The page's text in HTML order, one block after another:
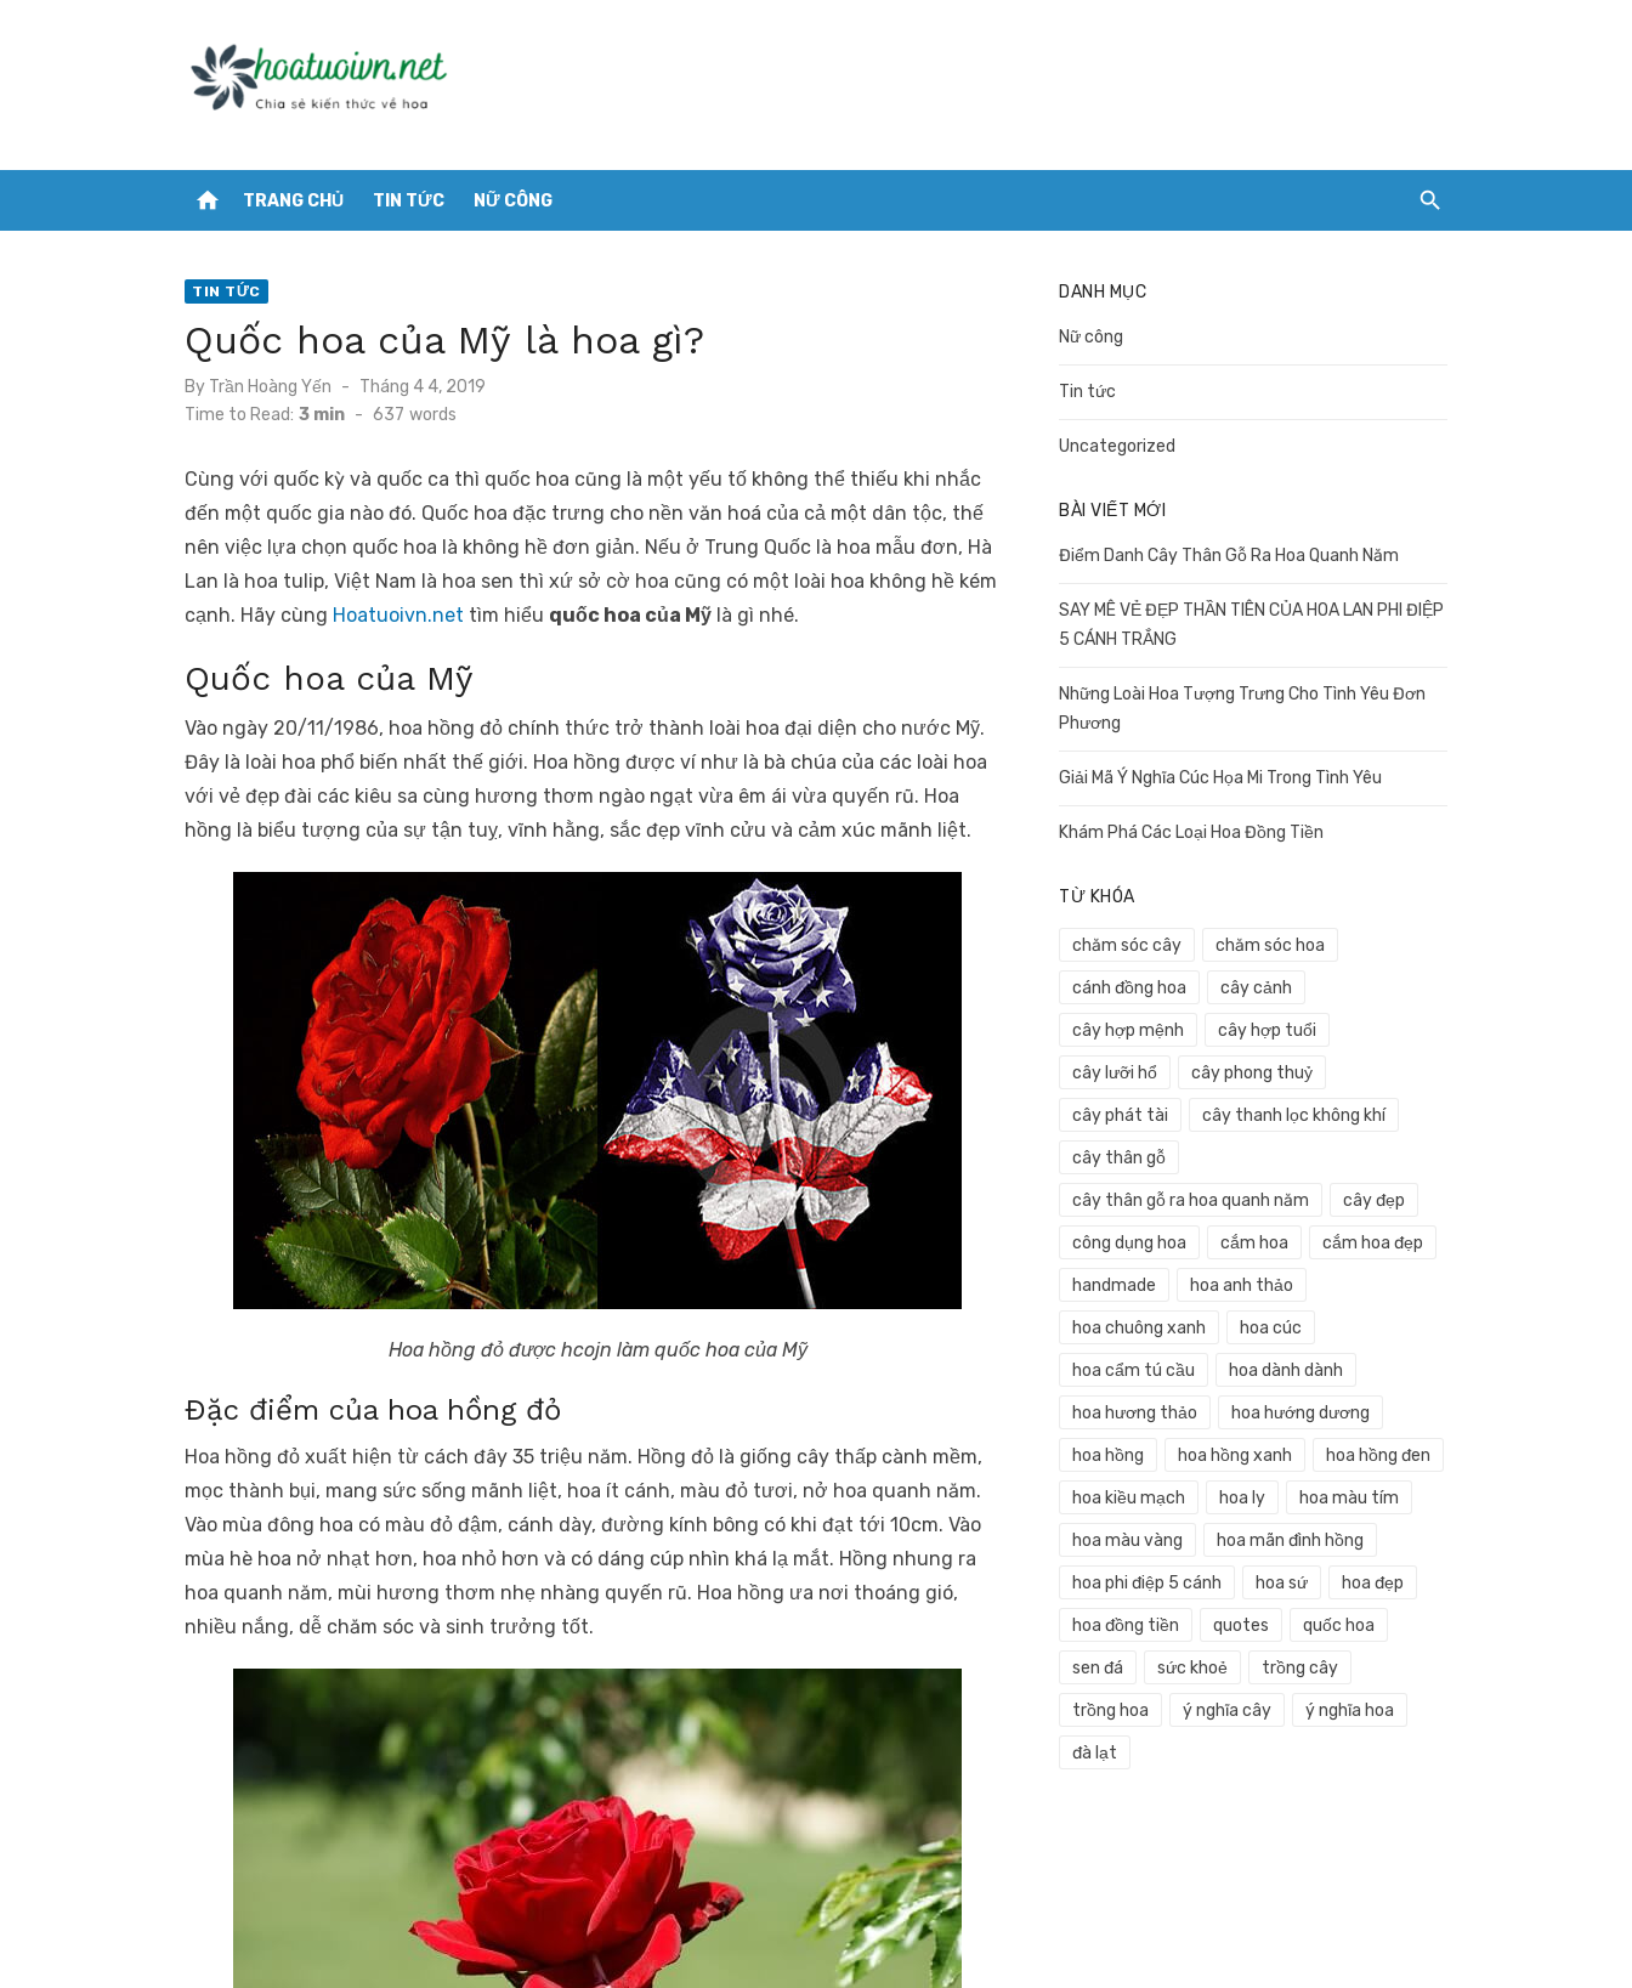
home TRANG CHỦ TIN TỨC NỮ CÔNG
TIN TỨC
Quốc hoa của Mỹ là hoa gì?
By Trần Hoàng Yến
Posted
on
Tháng 4 4, 2019
Time to Read: 3 min - 637 words
Cùng với quốc kỳ và quốc ca thì quốc hoa cũng là một yếu tố không thể thiếu khi nhắc
đến một quốc gia nào đó. Quốc hoa đặc trưng cho nền văn hoá của cả một dân tộc, thế
nên việc lựa chọn quốc hoa là không hề đơn giản. Nếu ở Trung Quốc là hoa mẫu đơn, Hà
Lan là hoa tulip, Việt Nam là hoa sen thì xứ sở cờ hoa cũng có một loài hoa không hề kém
cạnh. Hãy cùng Hoatuoivn.net tìm hiểu quốc hoa của Mỹ là gì nhé.
Quốc hoa của Mỹ
Vào ngày 20/11/1986, hoa hồng đỏ chính thức trở thành loài hoa đại diện cho nước Mỹ.
Đây là loài hoa phổ biến nhất thế giới. Hoa hồng được ví như là bà chúa của các loài hoa
với vẻ đẹp đài các kiêu sa cùng hương thơm ngào ngạt vừa êm ái vừa quyến rũ. Hoa
hồng là biểu tượng của sự tận tuỵ, vĩnh hằng, sắc đẹp vĩnh cửu và cảm xúc mãnh liệt.
Hoa hồng đỏ được hcojn làm quốc hoa của Mỹ
Đặc điểm của hoa hồng đỏ
Hoa hồng đỏ xuất hiện từ cách đây 35 triệu năm. Hồng đỏ là giống cây thấp cành mềm,
mọc thành bụi, mang sức sống mãnh liệt, hoa ít cánh, màu đỏ tươi, nở hoa quanh năm.
Vào mùa đông hoa có màu đỏ đậm, cánh dày, đường kính bông có khi đạt tới 10cm. Vào
mùa hè hoa nở nhạt hơn, hoa nhỏ hơn và có dáng cúp nhìn khá lạ mắt. Hồng nhung ra
hoa quanh năm, mùi hương thơm nhẹ nhàng quyến rũ. Hoa hồng ưa nơi thoáng gió,
nhiều nắng, dễ chăm sóc và sinh trưởng tốt.
DANH MỤC
Nữ công
Tin tức
Uncategorized
BÀI VIẾT MỚI
Điểm Danh Cây Thân Gỗ Ra Hoa Quanh Năm
SAY MÊ VẺ ĐẸP THẦN TIÊN CỦA HOA LAN PHI ĐIỆP
5 CÁNH TRẮNG
Những Loài Hoa Tượng Trưng Cho Tình Yêu Đơn
Phương
Giải Mã Ý Nghĩa Cúc Họa Mi Trong Tình Yêu
Khám Phá Các Loại Hoa Đồng Tiền
TỪ KHÓA
chăm sóc cây chăm sóc hoa
cánh đồng hoa cây cảnh
cây hợp mệnh cây hợp tuổi
cây lưỡi hổ cây phong thuỷ
cây phát tài cây thanh lọc không khí
cây thân gỗ
cây thân gỗ ra hoa quanh năm cây đẹp
công dụng hoa cắm hoa cắm hoa đẹp
handmade hoa anh thảo
hoa chuông xanh hoa cúc
hoa cẩm tú cầu hoa dành dành
hoa hương thảo hoa hướng dương
hoa hồng hoa hồng xanh hoa hồng đen
hoa kiều mạch hoa ly hoa màu tím
hoa màu vàng hoa mãn đình hồng
hoa phi điệp 5 cánh hoa sứ hoa đẹp
hoa đồng tiền quotes quốc hoa
sen đá sức khoẻ trồng cây
trồng hoa ý nghĩa cây ý nghĩa hoa
đà lạt